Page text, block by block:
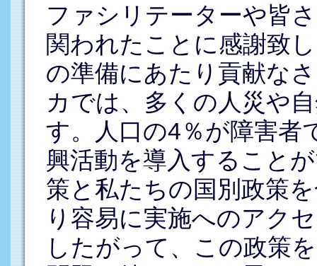
ファシリテーターや皆
関われたことに感謝致
の準備にあたり貢献な
カでは、多くの人災や
す。人口の4％が障害者
興活動を導入すること
策と私たちの国別政策
り容易に実施へのアク
したがって、この政策